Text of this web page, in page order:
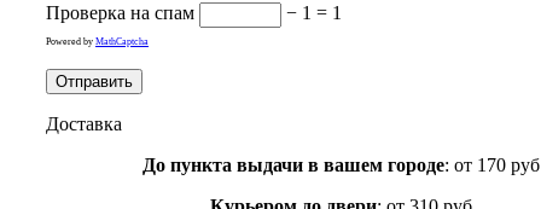
Проверка на спам − 1 = 1
Powered by MathCaptcha
Доставка
До пункта выдачи в вашем городе: от 170